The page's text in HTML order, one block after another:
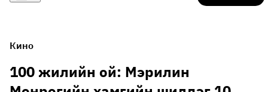
THE NEW YORK TIMES
Кино
100 жилийн ой: Мэрилин